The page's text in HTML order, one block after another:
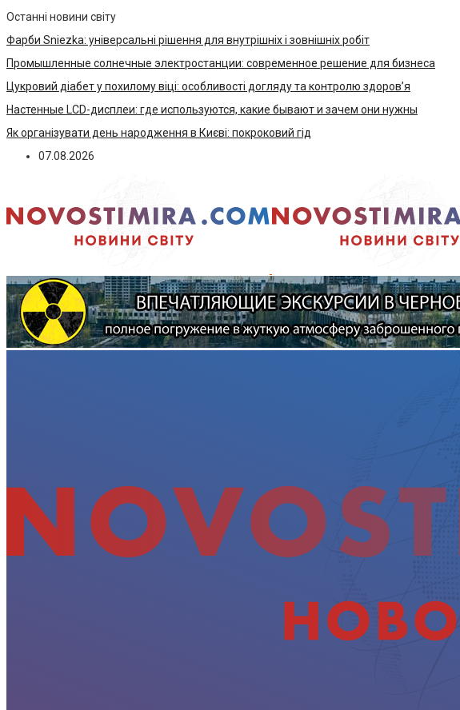
Останні новини світу
Фарби Sniezka: універсальні рішення для внутрішніх і зовнішніх робіт
Промышленные солнечные электростанции: современное решение для бизнеса
Цукровий діабет у похилому віці: особливості догляду та контролю здоров’я
Настенные LCD-дисплеи: где используются, какие бывают и зачем они нужны
Як організувати день народження в Києві: покроковий гід
07.08.2026